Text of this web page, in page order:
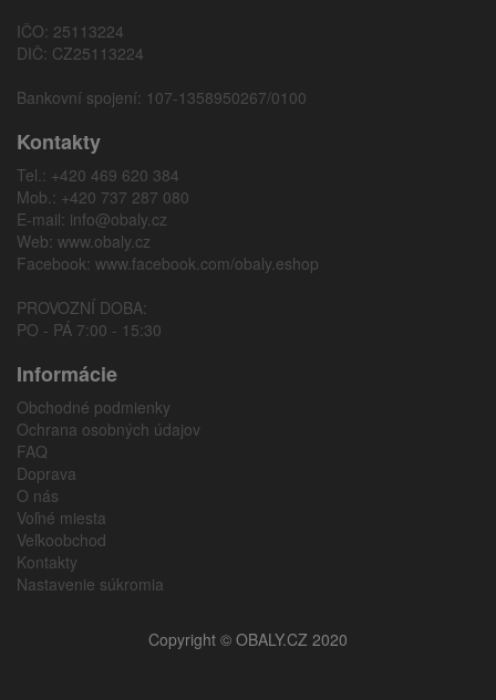
IČO: 25113224
DIČ: CZ25113224
Bankovní spojení: 107-1358950267/0100
Kontakty
Tel.: +420 469 620 384
Mob.: +420 737 287 080
E-mail: info@obaly.cz
Web: www.obaly.cz
Facebook: www.facebook.com/obaly.eshop
PROVOZNÍ DOBA:
PO - PÁ 7:00 - 15:30
Informácie
Obchodné podmienky
Ochrana osobných údajov
FAQ
Doprava
O nás
Voľné miesta
Veľkoobchod
Kontakty
Nastavenie súkromia
Copyright © OBALY.CZ 2020